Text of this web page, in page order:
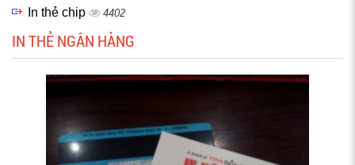
In thẻ chip 4402
IN THẺ NGÂN HÀNG